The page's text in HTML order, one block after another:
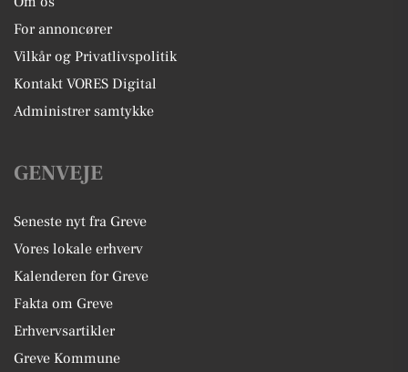
For annoncører
Vilkår og Privatlivspolitik
Kontakt VORES Digital
Administrer samtykke
GENVEJE
Seneste nyt fra Greve
Vores lokale erhverv
Kalenderen for Greve
Fakta om Greve
Erhvervsartikler
Greve Kommune